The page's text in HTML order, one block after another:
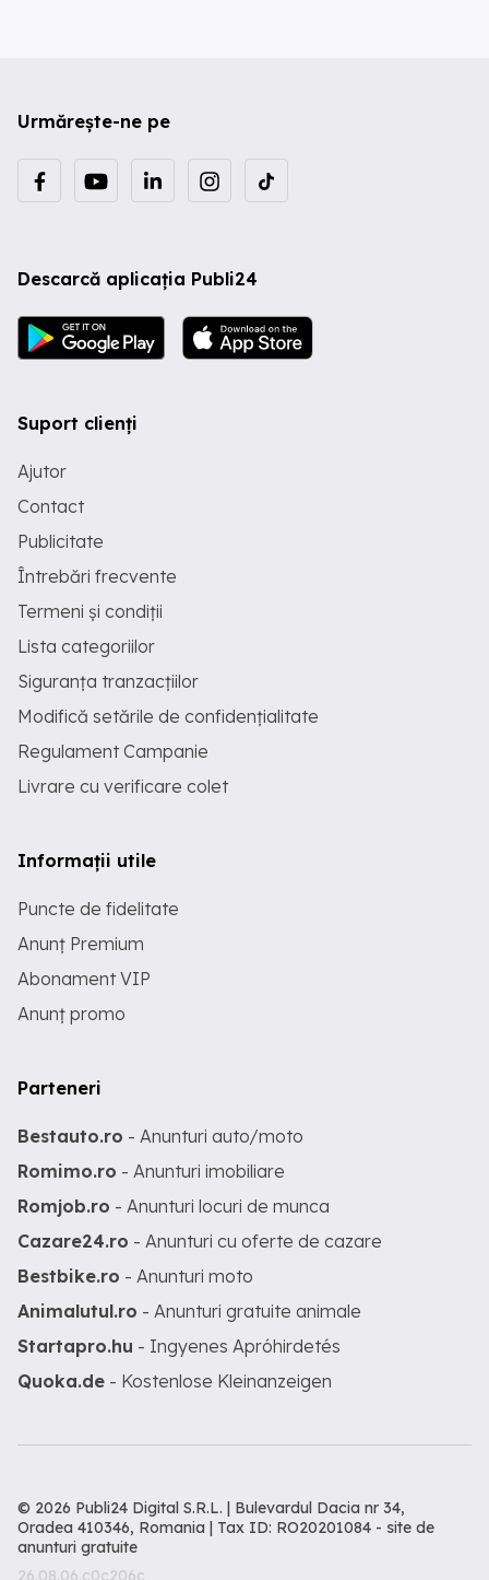
Urmărește-ne pe
Descarcă aplicația Publi24
Suport clienți
Ajutor
Contact
Publicitate
Întrebări frecvente
Termeni și condiții
Lista categoriilor
Siguranța tranzacțiilor
Modifică setările de confidențialitate
Regulament Campanie
Livrare cu verificare colet
Informații utile
Puncte de fidelitate
Anunț Premium
Abonament VIP
Anunț promo
Parteneri
Bestauto.ro - Anunturi auto/moto
Romimo.ro - Anunturi imobiliare
Romjob.ro - Anunturi locuri de munca
Cazare24.ro - Anunturi cu oferte de cazare
Bestbike.ro - Anunturi moto
Animalutul.ro - Anunturi gratuite animale
Startapro.hu - Ingyenes Apróhirdetés
Quoka.de - Kostenlose Kleinanzeigen
© 2026 Publi24 Digital S.R.L. | Bulevardul Dacia nr 34,
Oradea 410346, Romania | Tax ID: RO20201084 - site de
anunturi gratuite
26.08.06.c0c206c